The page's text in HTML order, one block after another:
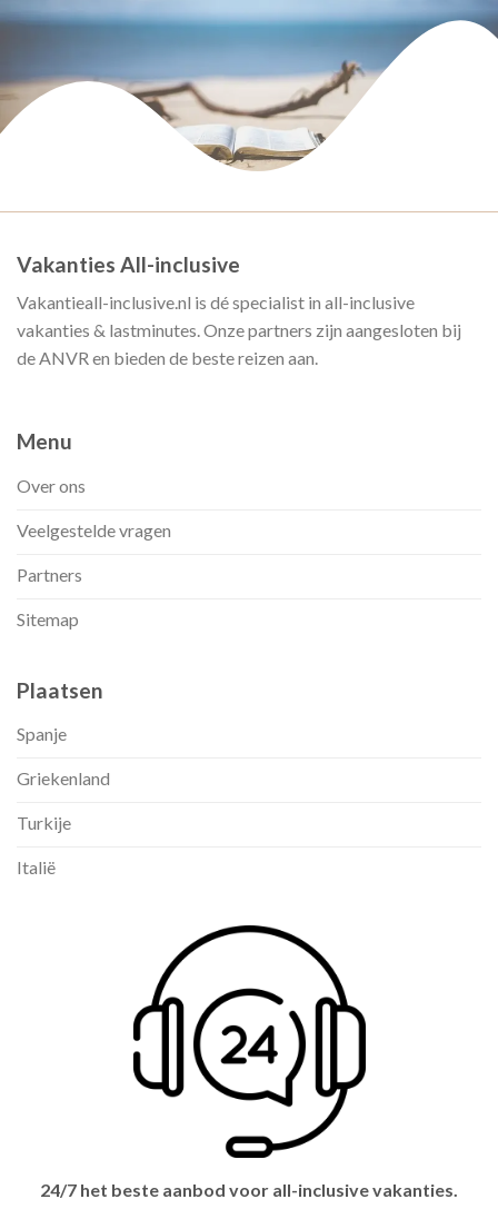
Vakanties All-inclusive
Vakantieall-inclusive.nl is dé specialist in all-inclusive
vakanties & lastminutes. Onze partners zijn aangesloten bij
de ANVR en bieden de beste reizen aan.
Menu
Over ons
Veelgestelde vragen
Partners
Sitemap
Plaatsen
Spanje
Griekenland
Turkije
Italië
24/7 het beste aanbod voor all-inclusive vakanties.